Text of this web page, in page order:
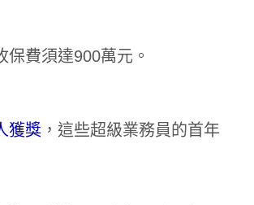
保費須達900萬元。
獲獎 ，這些超級業務員的首年